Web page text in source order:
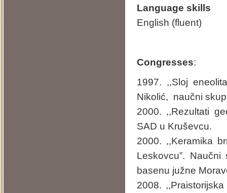
Language skills
English (fluent)
Congresses:
1997. ,,Sloj
Nikolić, naučni
2000. ,,Rezultati
SAD u Kruševcu.
2000. ,,Keramika
Leskovcu”.
basenu južne
2008.